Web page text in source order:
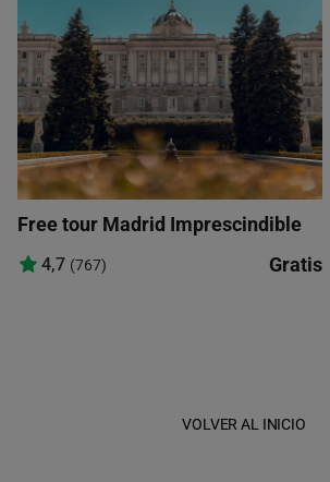
Free tour Madrid Imprescindible
4,7 (767) Gratis
VOLVER AL INICIO